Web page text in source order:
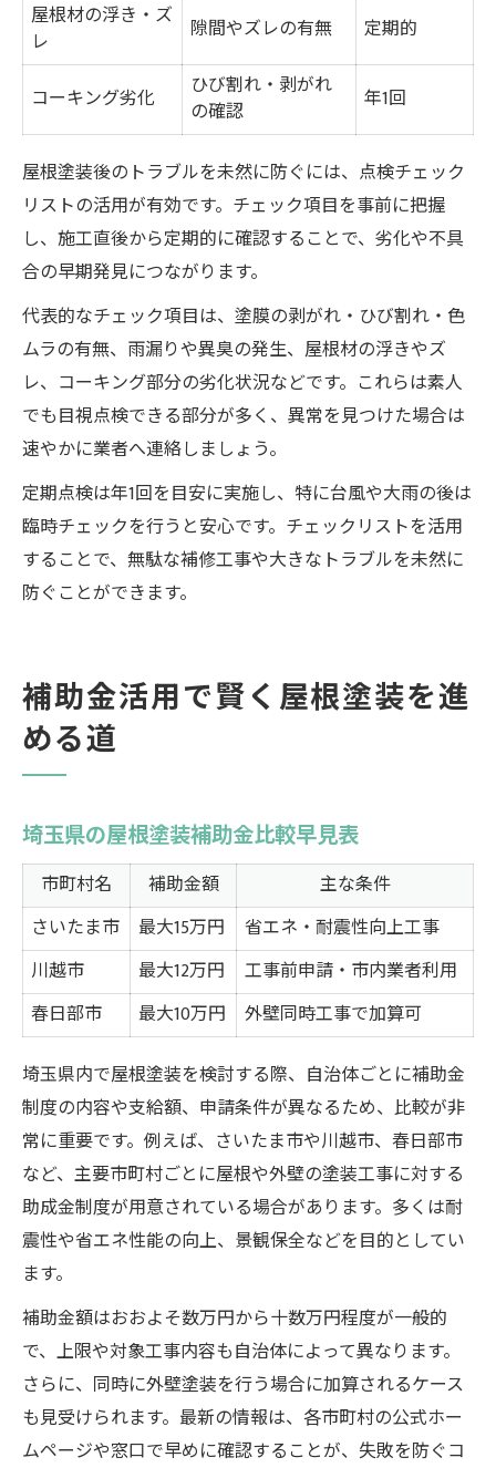
屋根材の浮き・ズ
レ
隙間やズレの有無 定期的
コーキング劣化
ひび割れ・剥がれ
の確認
年1回
屋根塗装後のトラブルを未然に防ぐには、点検チェック
リストの活用が有効です。チェック項目を事前に把握
し、施工直後から定期的に確認することで、劣化や不具
合の早期発見につながります。
代表的なチェック項目は、塗膜の剥がれ・ひび割れ・色
ムラの有無、雨漏りや異臭の発生、屋根材の浮きやズ
レ、コーキング部分の劣化状況などです。これらは素人
でも目視点検できる部分が多く、異常を見つけた場合は
速やかに業者へ連絡しましょう。
定期点検は年1回を目安に実施し、特に台風や大雨の後は
臨時チェックを行うと安心です。チェックリストを活用
することで、無駄な補修工事や大きなトラブルを未然に
防ぐことができます。
補助金活用で賢く屋根塗装を進
める道
埼玉県の屋根塗装補助金比較早見表
市町村名 補助金額
主な条件
さいたま市
最大15万円
省エネ・耐震性向上工事
川越市
最大12万円
工事前申請・市内業者利用
春日部市
最大10万円 外壁同時工事で加算可
埼玉県内で屋根塗装を検討する際、自治体ごとに補助金
制度の内容や支給額、申請条件が異なるため、比較が非
常に重要です。例えば、さいたま市や川越市、春日部市
など、主要市町村ごとに屋根や外壁の塗装工事に対する
助成金制度が用意されている場合があります。多くは耐
震性や省エネ性能の向上、景観保全などを目的としてい
ます。
補助金額はおおよそ数万円から十数万円程度が一般的
で、上限や対象工事内容も自治体によって異なります。
さらに、同時に外壁塗装を行う場合に加算されるケース
も見受けられます。最新の情報は、各市町村の公式ホー
ムページや窓口で早めに確認することが、失敗を防ぐコ